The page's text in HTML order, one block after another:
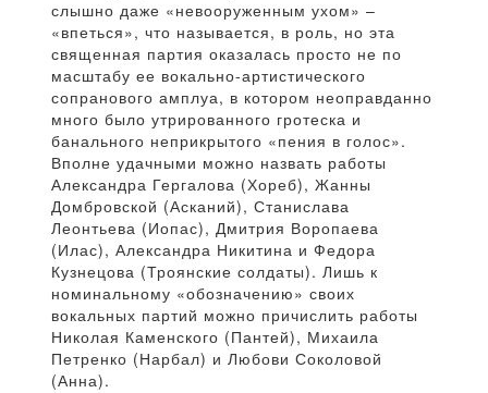
слышно даже «невооруженным ухом» –
«впеться», что называется, в роль, но эта
священная партия оказалась просто не по
масштабу ее вокально-артистического
сопранового амплуа, в котором неоправданно
много было утрированного гротеска и
банального неприкрытого «пения в голос».
Вполне удачными можно назвать работы
Александра Гергалова (Хореб), Жанны
Домбровской (Асканий), Станислава
Леонтьева (Иопас), Дмитрия Воропаева
(Илас), Александра Никитина и Федора
Кузнецова (Троянские солдаты). Лишь к
номинальному «обозначению» своих
вокальных партий можно причислить работы
Николая Каменского (Пантей), Михаила
Петренко (Нарбал) и Любови Соколовой
(Анна).